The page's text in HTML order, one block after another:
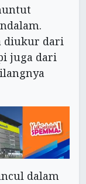
diukur dari
juga dari
dalam